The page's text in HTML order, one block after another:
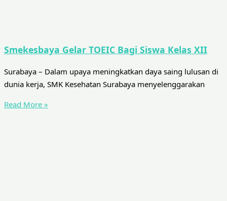
Smekesbaya Gelar TOEIC Bagi Siswa Kelas XII
Surabaya – Dalam upaya meningkatkan daya saing lulusan di
dunia kerja, SMK Kesehatan Surabaya menyelenggarakan
Read More »